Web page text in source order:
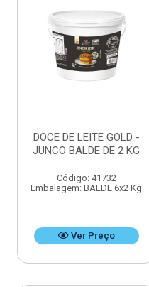
DOCE DE LEITE GOLD -
JUNCO BALDE DE 2 KG
Código: 41732
Embalagem: BALDE 6x2 Kg
Ver Preço